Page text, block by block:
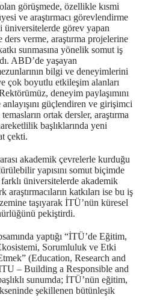
görüşmede, özellikle kısmi
ve araştırmacı görevlendirme
üniversitelerde görev yapan
verme, araştırma projelerine
sunmasına yönelik somut iş
ABD’de yaşayan
bilgi ve deneyimlerini
çok boyutlu etkileşim alanları
deneyim paylaşımını
güçlendiren ve girişimci
ortak dersler, araştırma
başlıklarında yeni
çekti.
akademik çevrelerle kurduğu
yapısını somut biçimde
üniversitelerde akademik
araştırmacıların katkıları ise bu iş
taşıyarak İTÜ’nün küresel
pekiştirdi.
yaptığı “İTÜ’de Eğitim,
Sorumluluk ve Etki
(Education, Research and
– Building a Responsible and
sunumda; İTÜ’nün eğitim,
şekillenen bütünleşik